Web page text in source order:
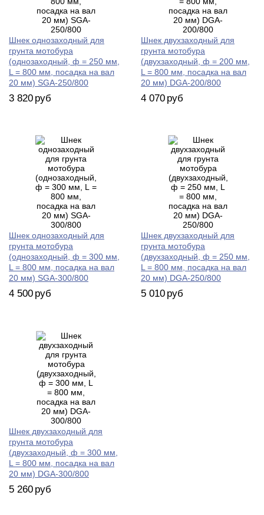
Шнек однозаходный для
грунта мотобура
(однозаходный, ф = 250 мм,
L = 800 мм, посадка на вал
20 мм) SGA-250/800
3 820 руб
Шнек двухзаходный для
грунта мотобура
(двухзаходный, ф = 200 мм,
L = 800 мм, посадка на вал
20 мм) DGA-200/800
4 070 руб
Шнек однозаходный для
грунта мотобура
(однозаходный, ф = 300 мм,
L = 800 мм, посадка на вал
20 мм) SGA-300/800
4 500 руб
Шнек двухзаходный для
грунта мотобура
(двухзаходный, ф = 250 мм,
L = 800 мм, посадка на вал
20 мм) DGA-250/800
5 010 руб
Шнек двухзаходный для
грунта мотобура
(двухзаходный, ф = 300 мм,
L = 800 мм, посадка на вал
20 мм) DGA-300/800
5 260 руб